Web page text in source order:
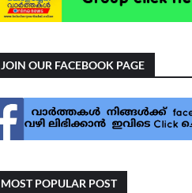
JOIN OUR FACEBOOK PAGE
MOST POPULAR POST